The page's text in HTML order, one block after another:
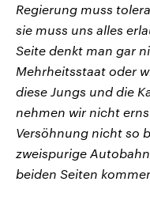
Regierung muss
sie muss uns alles
Seite denkt man gar
Mehrheitsstaat oder
diese Jungs und die
nehmen wir nicht
Versöhnung nicht so
zweispurige
beiden Seiten